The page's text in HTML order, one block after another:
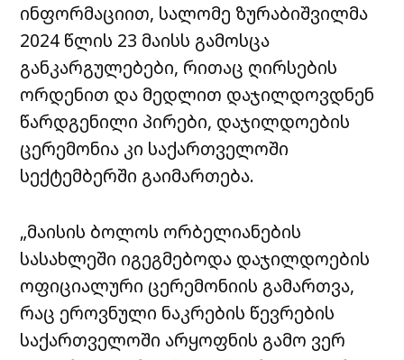
ინფორმაციით, სალომე ზურაბიშვილმა
2024 წლის 23 მაისს გამოსცა
განკარგულებები, რითაც ღირსების
ორდენით და მედლით დაჯილდოვდნენ
წარდგენილი პირები, დაჯილდოების
ცერემონია კი საქართველოში
სექტემბერში გაიმართება.
„მაისის ბოლოს ორბელიანების
სასახლეში იგეგმებოდა დაჯილდოების
ოფიციალური ცერემონიის გამართვა,
რაც ეროვნული ნაკრების წევრების
საქართველოში არყოფნის გამო ვერ